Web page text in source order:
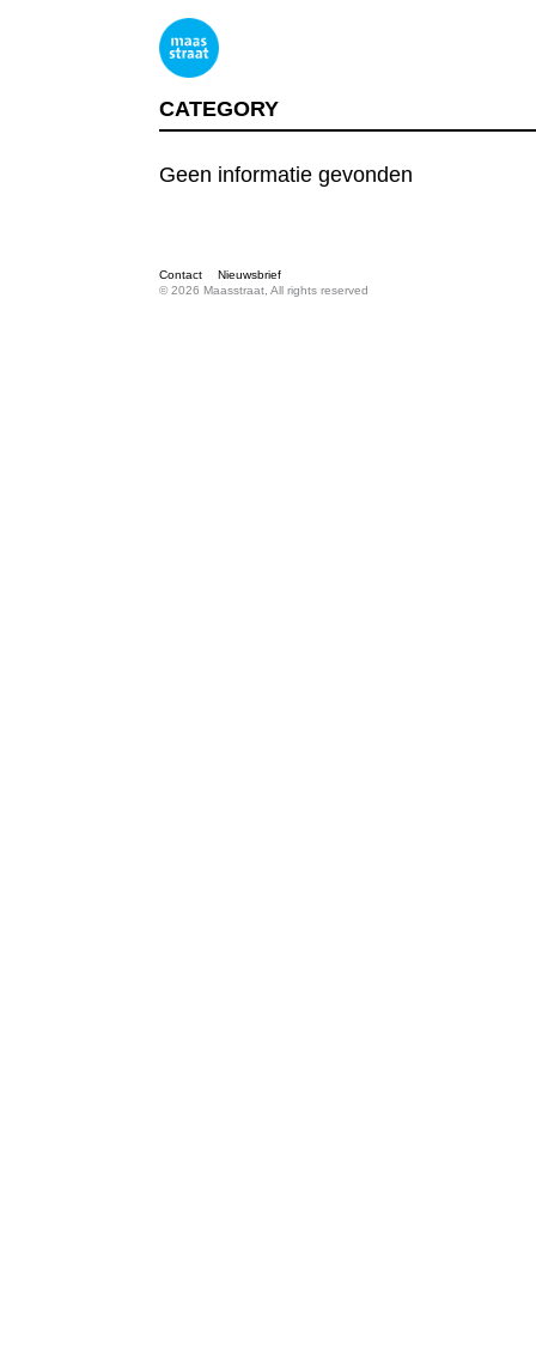
CATEGORY
Geen informatie gevonden
Contact
Nieuwsbrief
© 2026 Maasstraat, All rights reserved